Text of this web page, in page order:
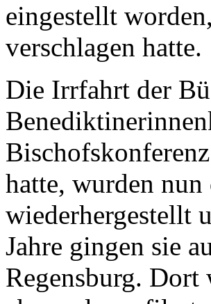
eingestellt
verschlagen hatte.
Die Irrfahrt der
hatte, wurden
wiederhergestellt
Jahre gingen sie
Regensburg.